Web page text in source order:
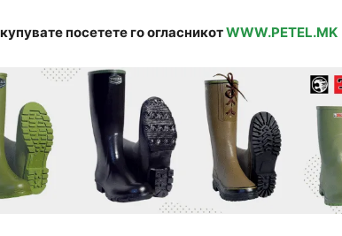
посетете го огласникотWWW.PETEL.MK